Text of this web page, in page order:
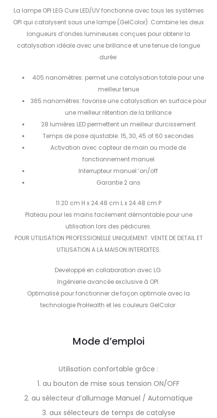
La lampe OPI LEG Cure LED/UV fonctionne avec tous les systèmes
OPI qui catalysent sous une lampe (GelColor). Combine les deux
longueurs d’ondes lumineuses conçues pour obtenir la
catalysation idéale avec une brillance et une tenue de longue
durée:
405 nanomètres: permet une catalysation totale pour une
meilleur tenue
365 nanomètres: favorise une catalysation en surface pour
une meilleur rétention de la brillance
28 lumières LED permettent un meilleur durcissement
Temps de pose ajustable: 15, 30, 45 of 60 secondes
Activation avec capteur de main ou mode de
fonctionnement manuel
Interrupteur manuel ‘on/off
Garantie 2 ans
11.20 cm H x 24.48 cm L x 24.48 cm P
Plateau pour les mains facilement démontable pour une
utilisation lors des pédicures.
POUR UTILISATION PROFESSIONELLE UNIQUEMENT. VENTE DE DETAIL ET
UTILISATION A LA MAISON INTERDITES.
Developpé en collaboration avec LG.
Ingénierie avancée exclusive à OPI.
Optimalisé pour fonctionner de façon optimale avec la
technologie ProHealth et les couleurs GelColor.
Mode d’emploi
Utilisation confortable grâce :
1. au bouton de mise sous tension ON/OFF
2. au sélecteur d’allumage Manuel / Automatique
3. aux sélecteurs de temps de catalyse